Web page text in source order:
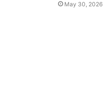
May 30, 2026